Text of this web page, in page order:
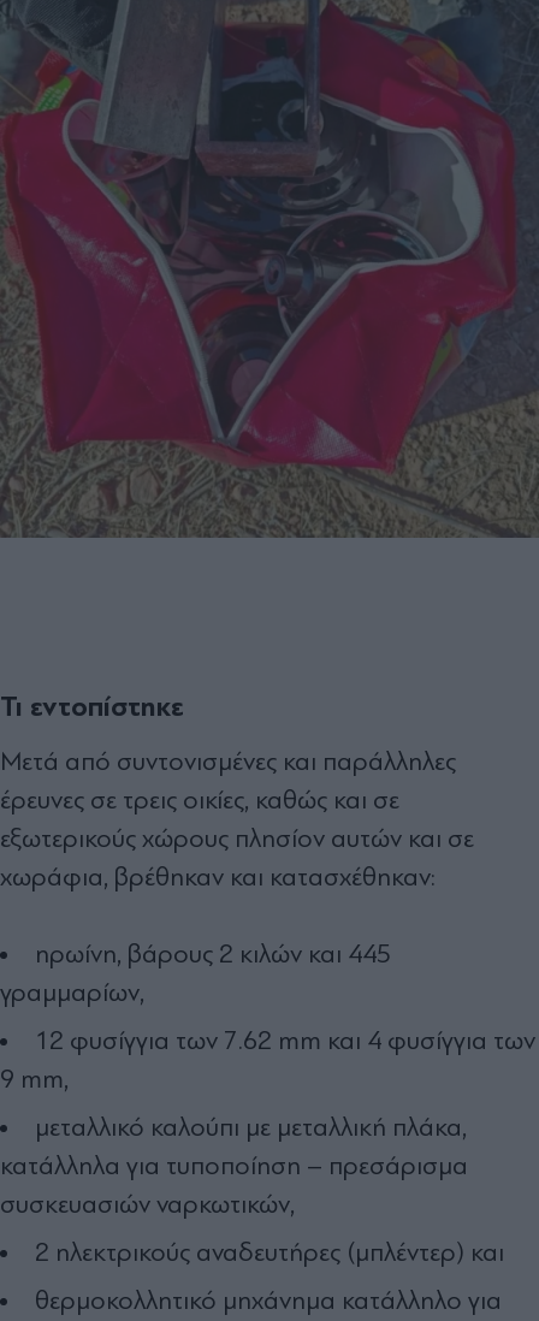
Τι εντοπίστηκε
Μετά από συντονισμένες και παράλληλες
έρευνες σε τρεις οικίες, καθώς και σε
εξωτερικούς χώρους πλησίον αυτών και σε
χωράφια, βρέθηκαν και κατασχέθηκαν:
ηρωίνη, βάρους 2 κιλών και 445
γραμμαρίων,
12 φυσίγγια των 7.62 mm και 4 φυσίγγια των
9 mm,
μεταλλικό καλούπι με μεταλλική πλάκα,
κατάλληλα για τυποποίηση – πρεσάρισμα
συσκευασιών ναρκωτικών,
2 ηλεκτρικούς αναδευτήρες (μπλέντερ) και
θερμοκολλητικό μηχάνημα κατάλληλο για